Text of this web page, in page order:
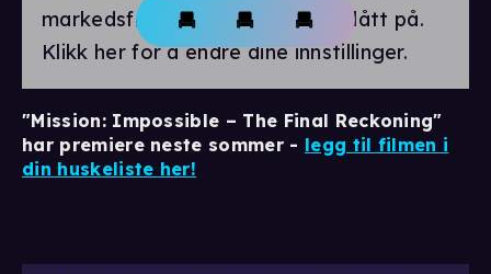
markedsførings-cookies være slått på.
Klikk her for å endre dine innstillinger.
"Mission: Impossible – The Final Reckoning"
har premiere neste sommer - legg til filmen i
din huskeliste her!